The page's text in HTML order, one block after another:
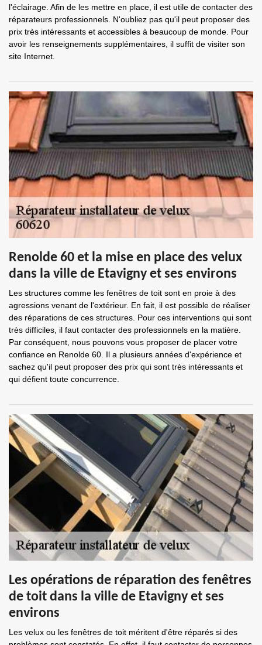
l'éclairage. Afin de les mettre en place, il est utile de contacter des
réparateurs professionnels. N'oubliez pas qu'il peut proposer des
prix très intéressants et accessibles à beaucoup de monde. Pour
avoir les renseignements supplémentaires, il suffit de visiter son
site Internet.
Renolde 60 et la mise en place des velux
dans la ville de Etavigny et ses environs
Les structures comme les fenêtres de toit sont en proie à des
agressions venant de l'extérieur. En fait, il est possible de réaliser
des réparations de ces structures. Pour ces interventions qui sont
très difficiles, il faut contacter des professionnels en la matière.
Par conséquent, nous pouvons vous proposer de placer votre
confiance en Renolde 60. Il a plusieurs années d'expérience et
sachez qu'il peut proposer des prix qui sont très intéressants et
qui défient toute concurrence.
Les opérations de réparation des fenêtres
de toit dans la ville de Etavigny et ses
environs
Les velux ou les fenêtres de toit méritent d'être réparés si des